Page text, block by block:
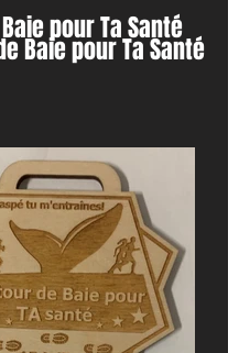
pour Ta Santé
Baie pour Ta Santé